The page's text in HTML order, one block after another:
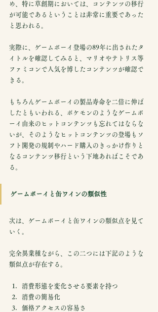
め、特に草創期においては、コンテンツの移行
が可能であるということは非常に重要であった
と思われる。
実際に、ゲームボーイ登場の89年に出されたタ
イトルを確認してみると、マリオやテトリス等
ファミコンで人気を博したコンテンツが確認で
きる。
もちろんゲームボーイの製品寿命を二倍に伸ば
したともいわれる、ポケモンのようなゲームボ
ーイ由来のヒットコンテンツも忘れてはならな
いが、そのようなヒットコンテンツの登場もソ
フト開発の規制やハード購入のきっかけ作りと
なるコンテンツ移行という下地あればこそであ
る。
ゲームボーイと缶ワインの類似性
次は、ゲームボーイと缶ワインの類似点を見て
いく。
完全異業種ながら、この二つには下記のような
類似点が存在する。
消費形態を変化させる要素を持つ
消費の簡易化
価格アクセスの容易さ